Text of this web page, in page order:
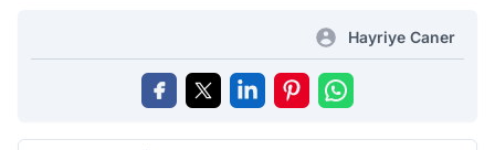
Hayriye Caner